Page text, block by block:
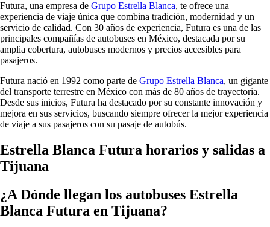
Futura, una empresa de Grupo Estrella Blanca, te ofrece una
experiencia de viaje única que combina tradición, modernidad y un
servicio de calidad. Con 30 años de experiencia, Futura es una de las
principales compañías de autobuses en México, destacada por su
amplia cobertura, autobuses modernos y precios accesibles para
pasajeros.
Futura nació en 1992 como parte de Grupo Estrella Blanca, un gigante
del transporte terrestre en México con más de 80 años de trayectoria.
Desde sus inicios, Futura ha destacado por su constante innovación y
mejora en sus servicios, buscando siempre ofrecer la mejor experiencia
de viaje a sus pasajeros con su pasaje de autobús.
Estrella Blanca Futura horarios y salidas a
Tijuana
¿A Dónde llegan los autobuses Estrella
Blanca Futura en Tijuana?